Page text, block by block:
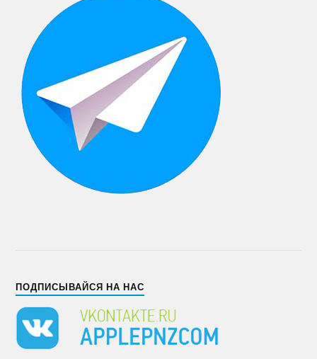
ПОДПИСЫВАЙСЯ НА НАС